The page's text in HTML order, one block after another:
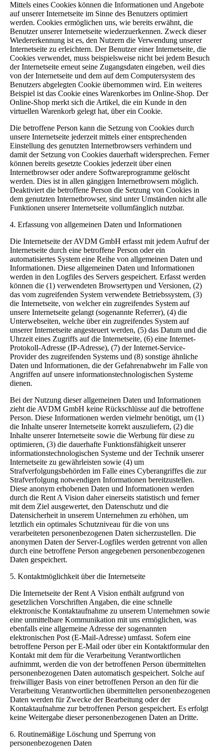
Mittels eines Cookies können die Informationen und Angebote
auf unserer Internetseite im Sinne des Benutzers optimiert
werden. Cookies ermöglichen uns, wie bereits erwähnt, die
Benutzer unserer Internetseite wiederzuerkennen. Zweck dieser
Wiedererkennung ist es, den Nutzern die Verwendung unserer
Internetseite zu erleichtern. Der Benutzer einer Internetseite, die
Cookies verwendet, muss beispielsweise nicht bei jedem Besuch
der Internetseite erneut seine Zugangsdaten eingeben, weil dies
von der Internetseite und dem auf dem Computersystem des
Benutzers abgelegten Cookie übernommen wird. Ein weiteres
Beispiel ist das Cookie eines Warenkorbes im Online-Shop. Der
Online-Shop merkt sich die Artikel, die ein Kunde in den
virtuellen Warenkorb gelegt hat, über ein Cookie.
Die betroffene Person kann die Setzung von Cookies durch
unsere Internetseite jederzeit mittels einer entsprechenden
Einstellung des genutzten Internetbrowsers verhindern und
damit der Setzung von Cookies dauerhaft widersprechen. Ferner
können bereits gesetzte Cookies jederzeit über einen
Internetbrowser oder andere Softwareprogramme gelöscht
werden. Dies ist in allen gängigen Internetbrowsern möglich.
Deaktiviert die betroffene Person die Setzung von Cookies in
dem genutzten Internetbrowser, sind unter Umständen nicht alle
Funktionen unserer Internetseite vollumfänglich nutzbar.
4. Erfassung von allgemeinen Daten und Informationen
Die Internetseite der AVDM GmbH erfasst mit jedem Aufruf der
Internetseite durch eine betroffene Person oder ein
automatisiertes System eine Reihe von allgemeinen Daten und
Informationen. Diese allgemeinen Daten und Informationen
werden in den Logfiles des Servers gespeichert. Erfasst werden
können die (1) verwendeten Browsertypen und Versionen, (2)
das vom zugreifenden System verwendete Betriebssystem, (3)
die Internetseite, von welcher ein zugreifendes System auf
unsere Internetseite gelangt (sogenannte Referrer), (4) die
Unterwebseiten, welche über ein zugreifendes System auf
unserer Internetseite angesteuert werden, (5) das Datum und die
Uhrzeit eines Zugriffs auf die Internetseite, (6) eine Internet-
Protokoll-Adresse (IP-Adresse), (7) der Internet-Service-
Provider des zugreifenden Systems und (8) sonstige ähnliche
Daten und Informationen, die der Gefahrenabwehr im Falle von
Angriffen auf unsere informationstechnologischen Systeme
dienen.
Bei der Nutzung dieser allgemeinen Daten und Informationen
zieht die AVDM GmbH keine Rückschlüsse auf die betroffene
Person. Diese Informationen werden vielmehr benötigt, um (1)
die Inhalte unserer Internetseite korrekt auszuliefern, (2) die
Inhalte unserer Internetseite sowie die Werbung für diese zu
optimieren, (3) die dauerhafte Funktionsfähigkeit unserer
informationstechnologischen Systeme und der Technik unserer
Internetseite zu gewährleisten sowie (4) um
Strafverfolgungsbehörden im Falle eines Cyberangriffes die zur
Strafverfolgung notwendigen Informationen bereitzustellen.
Diese anonym erhobenen Daten und Informationen werden
durch die Rent A Vision daher einerseits statistisch und ferner
mit dem Ziel ausgewertet, den Datenschutz und die
Datensicherheit in unserem Unternehmen zu erhöhen, um
letztlich ein optimales Schutzniveau für die von uns
verarbeiteten personenbezogenen Daten sicherzustellen. Die
anonymen Daten der Server-Logfiles werden getrennt von allen
durch eine betroffene Person angegebenen personenbezogenen
Daten gespeichert.
5. Kontaktmöglichkeit über die Internetseite
Die Internetseite der Rent A Vision enthält aufgrund von
gesetzlichen Vorschriften Angaben, die eine schnelle
elektronische Kontaktaufnahme zu unserem Unternehmen sowie
eine unmittelbare Kommunikation mit uns ermöglichen, was
ebenfalls eine allgemeine Adresse der sogenannten
elektronischen Post (E-Mail-Adresse) umfasst. Sofern eine
betroffene Person per E-Mail oder über ein Kontaktformular den
Kontakt mit dem für die Verarbeitung Verantwortlichen
aufnimmt, werden die von der betroffenen Person übermittelten
personenbezogenen Daten automatisch gespeichert. Solche auf
freiwilliger Basis von einer betroffenen Person an den für die
Verarbeitung Verantwortlichen übermittelten personenbezogenen
Daten werden für Zwecke der Bearbeitung oder der
Kontaktaufnahme zur betroffenen Person gespeichert. Es erfolgt
keine Weitergabe dieser personenbezogenen Daten an Dritte.
6. Routinemäßige Löschung und Sperrung von
personenbezogenen Daten